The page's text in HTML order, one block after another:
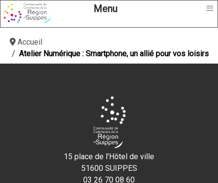
Menu ≡
Accueil
Atelier Numérique : Smartphone, un allié pour vos loisirs
15 place de l'Hôtel de ville
51600 SUIPPES
03 26 70 08 60